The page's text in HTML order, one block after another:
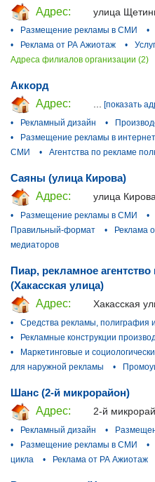
Адрес:
улица
•
Размещение рекламы в СМИ •
•
Реклама от РА Ажиотаж •
Адреса филиалов организации (2)
Аккорд
Адрес:
... [показать
•
Рекламный дизайн •
•
Размещение рекламы в
СМИ
• Агентства по рекламе
Саяны (улица Кирова)
Адрес:
улица
•
Размещение рекламы в СМИ •
Правильный-формат
• Реклама
медиаторов
Пиар, рекламное
(Хакасская улица)
Адрес:
Хакасская
•
Средства рекламы, полиграфия
•
Рекламные конструкции
•
Маркетинговые и
для наружной рекламы
•
Шанс (2-й микрорайон)
Адрес:
2-й
•
Рекламный дизайн •
•
Размещение рекламы в СМИ •
цикла
• Реклама от РА Ажиотаж